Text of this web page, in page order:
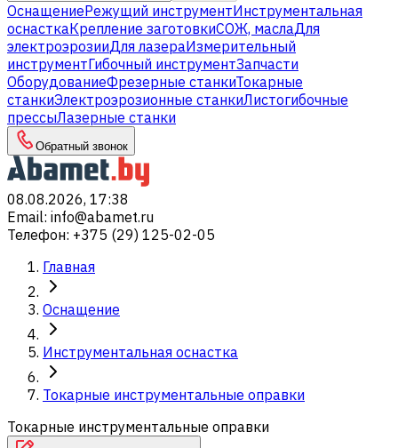
ОснащениеРежущий инструментИнструментальная
оснасткаКрепление заготовкиСОЖ, маслаДля
электроэрозииДля лазераИзмерительный
инструментГибочный инструментЗапчасти
ОборудованиеФрезерные станкиТокарные
станкиЭлектроэрозионные станкиЛистогибочные
прессыЛазерные станки
Обратный звонок
08.08.2026, 17:38
Email: info@abamet.ru
Телефон: +375 (29) 125-02-05
Главная
Оснащение
Инструментальная оснастка
Токарные инструментальные оправки
Токарные инструментальные оправки